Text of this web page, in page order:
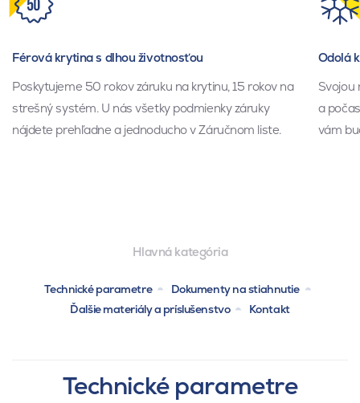
Férová krytina s dlhou životnosťou
Poskytujeme 50 rokov záruku na krytinu, 15 rokov na
strešný systém. U nás všetky podmienky záruky
nájdete prehľadne a jednoducho v Záručnom liste.
Odolá
Svojou
a
vám
Hlavná kategória
Technické parametre
Dokumenty na stiahnutie
Ďalšie materiály a príslušenstvo
Kontakt
Technické parametre